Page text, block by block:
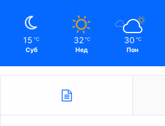
15 ℃
Суб
32 ℃
Нед
30 ℃
Пон